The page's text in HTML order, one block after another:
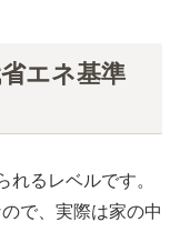
エネ基準
れるレベルです。
で、実際は家の中